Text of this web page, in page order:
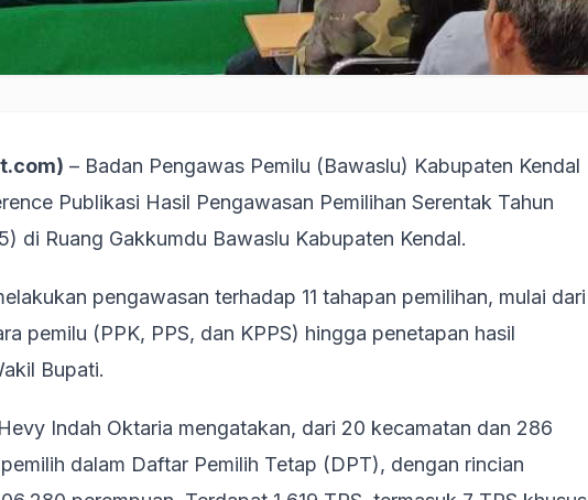
– Badan Pengawas Pemilu (Bawaslu) Kabupaten Kendal
Publikasi Hasil Pengawasan Pemilihan Serentak Tahun
di Ruang Gakkumdu Bawaslu Kabupaten Kendal.
pengawasan terhadap 11 tahapan pemilihan, mulai dari
pemilu (PPK, PPS, dan KPPS) hingga penetapan hasil
Bupati.
Indah Oktaria mengatakan, dari 20 kecamatan dan 286
dalam Daftar Pemilih Tetap (DPT), dengan rincian